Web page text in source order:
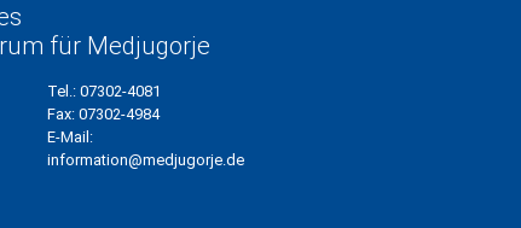
für Medjugorje
Tel.: 07302-4081
Fax: 07302-4984
E-Mail:
information@medjugorje.de